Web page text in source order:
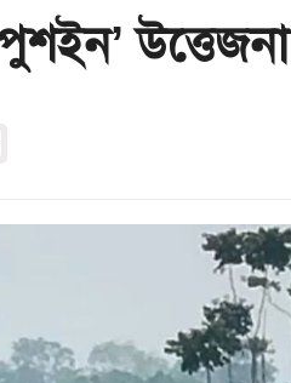
উত্তেজনা